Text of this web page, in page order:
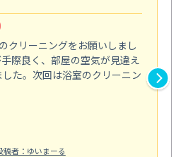
クリーニングをお願いしまし
際良く、部屋の空気が見違え
た。次回は浴室のクリーニン
稿者：ゆいまーる